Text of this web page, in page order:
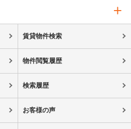
賃貸物件検索
物件閲覧履歴
検索履歴
お客様の声